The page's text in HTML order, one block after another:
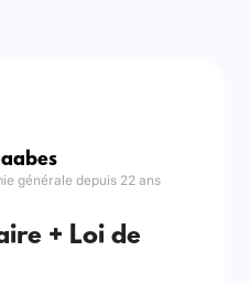
générale depuis 22 ans
+ Loi de